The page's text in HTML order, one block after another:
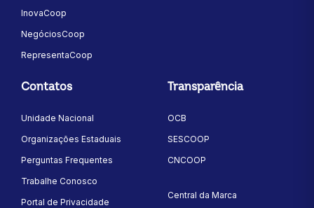
InovaCoop
NegóciosCoop
RepresentaCoop
Contatos
Unidade Nacional
Organizações Estaduais
Perguntas Frequentes
Trabalhe Conosco
Portal de Privacidade
Transparência
OCB
SESCOOP
CNCOOP
Central da Marca